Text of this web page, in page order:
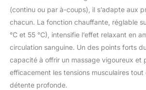
profiter de la
thermique
cet appareil
cervical
niveaux de
deux
chauffantes.
ressentir
(continu ou par à-coups), il s’adapte aux
chacun. La fonction chauffante, réglable
°C et 55 °C), intensifie l’effet relaxant en
circulation sanguine. Un des points forts
capacité à offrir un massage vigoureux et
efficacement les tensions musculaires
détente profonde.